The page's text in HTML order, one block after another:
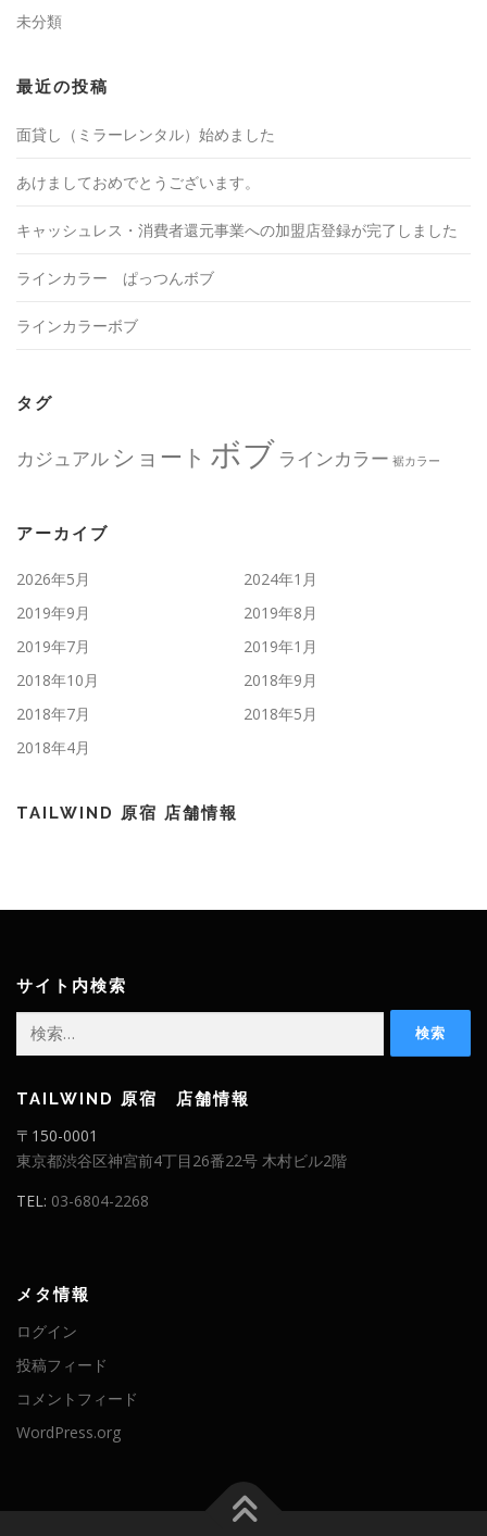
未分類
最近の投稿
面貸し（ミラーレンタル）始めました
あけましておめでとうございます。
キャッシュレス・消費者還元事業への加盟店登録が完了しました
ラインカラー ぱっつんボブ
ラインカラーボブ
タグ
カジュアル ショート ボブ ラインカラー 裾カラー
アーカイブ
2026年5月
2024年1月
2019年9月
2019年8月
2019年7月
2019年1月
2018年10月
2018年9月
2018年7月
2018年5月
2018年4月
TAILWIND 原宿 店舗情報
サイト内検索
索:
TAILWIND 原宿 店舗情報
〒150-0001
東京都渋谷区神宮前4丁目26番22号 木村ビル2階
TEL: 03-6804-2268
メタ情報
ログイン
投稿フィード
コメントフィード
WordPress.org